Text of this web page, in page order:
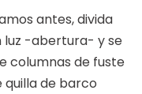
antes, divida
luz -abertura- y se
columnas de fuste
quilla de barco